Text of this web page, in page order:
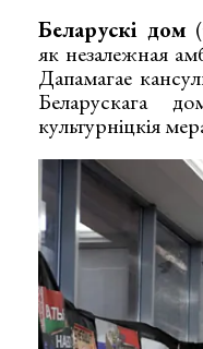
Беларускі дом
як незалежная
Дапамагае
Беларускага
культурніцкія